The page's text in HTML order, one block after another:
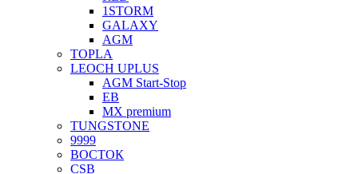
1STORM
GALAXY
AGM
TOPLA
LEOCH UPLUS
AGM Start-Stop
EB
MX premium
TUNGSTONE
9999
ВОСТОК
CSB